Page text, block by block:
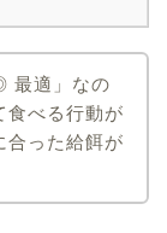
最適」なの
食べる行動が
合った給餌が